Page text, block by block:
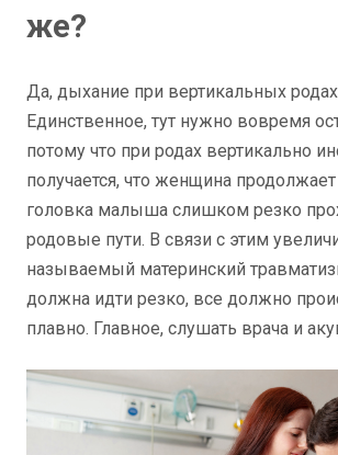
же?
Да, дыхание при вертикальных
Единственное, тут нужно вовремя
потому что при родах вертикально
получается, что женщина продолжает
головка малыша слишком резко
родовые пути. В связи с этим
называемый материнский
должна идти резко, все должно
плавно. Главное, слушать врача и